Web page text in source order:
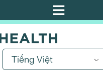
Tiếng Việt